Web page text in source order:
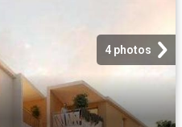
4 photos